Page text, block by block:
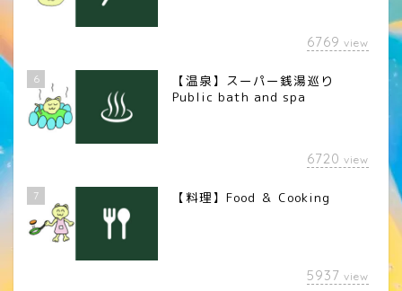
6769 view
6
【温泉】スーパー銭湯巡り
Public bath and spa
6720 view
7 【料理】Food ＆ Cooking
5937 view